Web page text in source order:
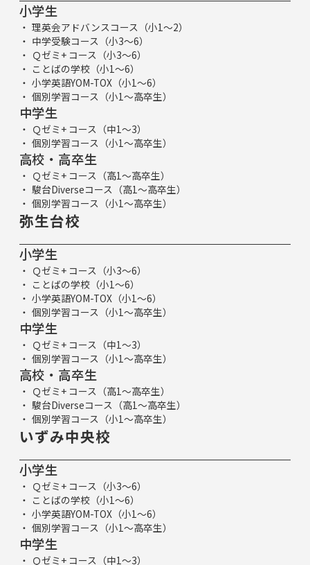
小学生
理英会アドバンスコース（小1～2）
中学受験コース（小3～6）
Ｑゼミ+ コース（小3～6）
ことばの学校（小1～6）
小学英語YOM-TOX（小1～6）
個別学習コース（小1～高卒生）
中学生
Ｑゼミ+ コース（中1～3）
個別学習コース（小1～高卒生）
高校・高卒生
Ｑゼミ+ コース（高1～高卒生）
駿台Diverseコース（高1～高卒生）
個別学習コース（小1～高卒生）
弥生台校
小学生
Ｑゼミ+ コース（小3～6）
ことばの学校（小1～6）
小学英語YOM-TOX（小1～6）
個別学習コース（小1～高卒生）
中学生
Ｑゼミ+ コース（中1～3）
個別学習コース（小1～高卒生）
高校・高卒生
Ｑゼミ+ コース（高1～高卒生）
駿台Diverseコース（高1～高卒生）
個別学習コース（小1～高卒生）
いずみ中央校
小学生
Ｑゼミ+ コース（小3～6）
ことばの学校（小1～6）
小学英語YOM-TOX（小1～6）
個別学習コース（小1～高卒生）
中学生
Ｑゼミ+ コース（中1～3）